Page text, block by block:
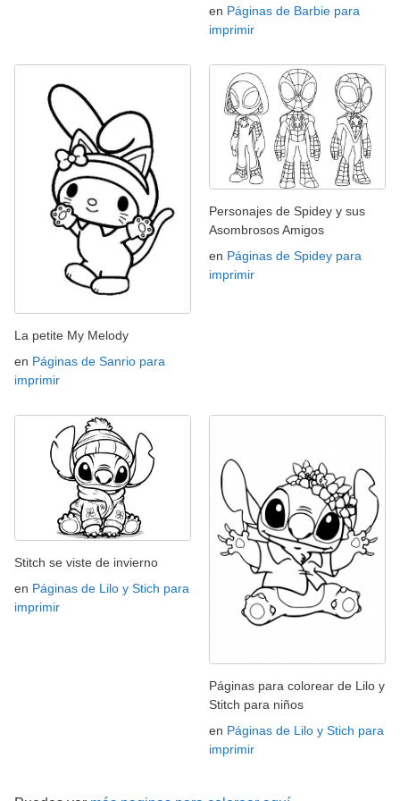
en Páginas de Barbie para
imprimir
La petite My Melody
en Páginas de Sanrio para
imprimir
Personajes de Spidey y sus
Asombrosos Amigos
en Páginas de Spidey para
imprimir
Stitch se viste de invierno
en Páginas de Lilo y Stich para
imprimir
Páginas para colorear de Lilo y
Stitch para niños
en Páginas de Lilo y Stich para
imprimir